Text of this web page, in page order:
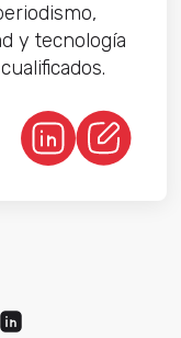
y tecnología